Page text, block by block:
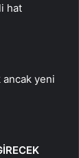
hat
ancak yeni